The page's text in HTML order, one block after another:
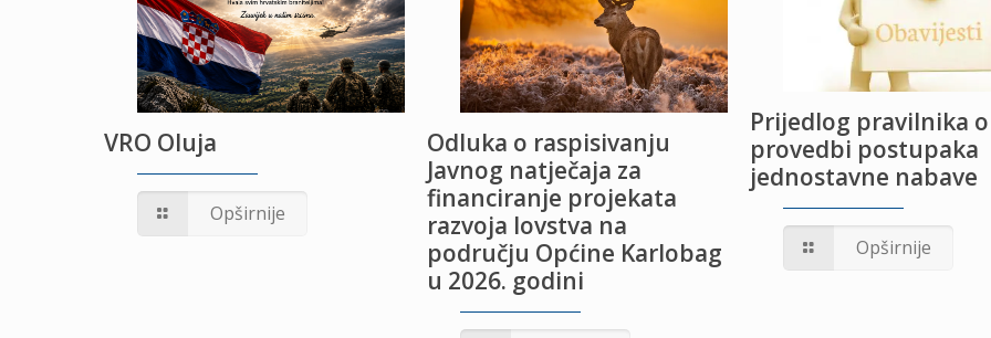
VRO Oluja
Opširnije
Odluka o raspisivanju
Javnog natječaja za
financiranje projekata
razvoja lovstva na
području Općine Karlobag
u 2026. godini
Prijedlog pravilnika o
provedbi postupaka
jednostavne nabave
Opširnije